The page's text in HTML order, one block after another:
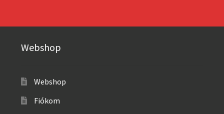
Webshop
Webshop
Fiókom